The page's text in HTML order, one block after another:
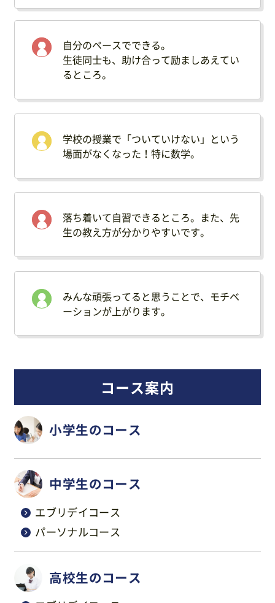
コース案内
小学生のコース
中学生のコース
エブリデイコース
パーソナルコース
高校生のコース
自分のペースでできる。
生徒同士も、助け合って励ましあえてい
るところ。
学校の授業で「ついていけない」という
場面がなくなった！特に数学。
落ち着いて自習できるところ。また、先
生の教え方が分かりやすいです。
みんな頑張ってると思うことで、モチベ
ーションが上がります。